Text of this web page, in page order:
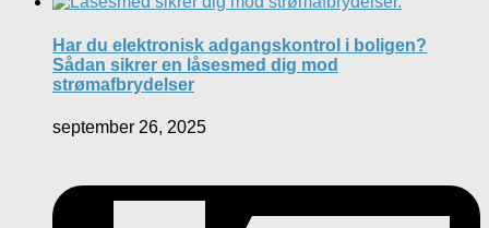
Har du elektronisk adgangskontrol i boligen?
Sådan sikrer en låsesmed dig mod
strømafbrydelser
september 26, 2025